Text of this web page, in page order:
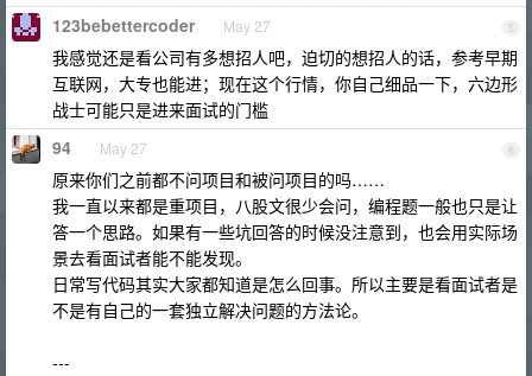
5
123bebettercoder May 27
我感觉还是看公司有多想招人吧，迫切的想招人的话，参考早期
互联网，大专也能进；现在这个行情，你自己细品一下，六边形
战士可能只是进来面试的门槛
6
94 May 27
原来你们之前都不问项目和被问项目的吗……
我一直以来都是重项目，八股文很少会问，编程题一般也只是让
答一个思路。如果有一些坑回答的时候没注意到，也会用实际场
景去看面试者能不能发现。
日常写代码其实大家都知道是怎么回事。所以主要是看面试者是
不是有自己的一套独立解决问题的方法论。
---